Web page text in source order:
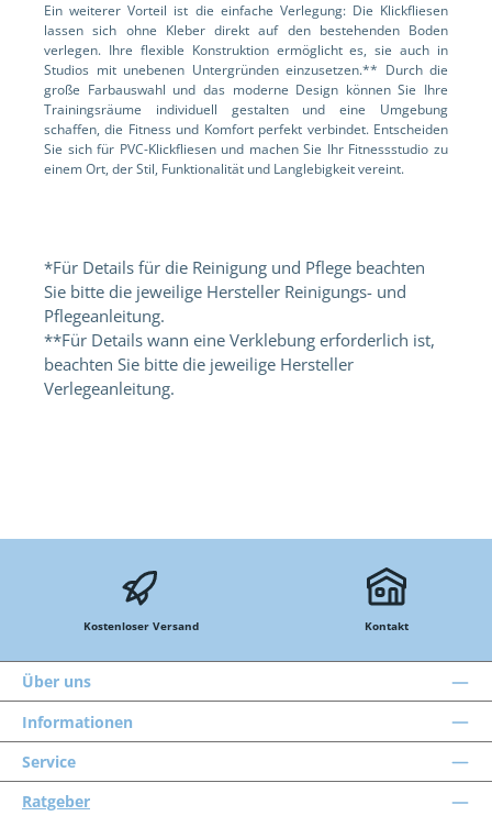
Ein weiterer Vorteil ist die einfache Verlegung: Die Klickfliesen
lassen sich ohne Kleber direkt auf den bestehenden Boden
verlegen. Ihre flexible Konstruktion ermöglicht es, sie auch in
Studios mit unebenen Untergründen einzusetzen.** Durch die
große Farbauswahl und das moderne Design können Sie Ihre
Trainingsräume individuell gestalten und eine Umgebung
schaffen, die Fitness und Komfort perfekt verbindet. Entscheiden
Sie sich für PVC-Klickfliesen und machen Sie Ihr Fitnessstudio zu
einem Ort, der Stil, Funktionalität und Langlebigkeit vereint.
*Für Details für die Reinigung und Pflege beachten
Sie bitte die jeweilige Hersteller Reinigungs- und
Pflegeanleitung.
**Für Details wann eine Verklebung erforderlich ist,
beachten Sie bitte die jeweilige Hersteller
Verlegeanleitung.
Kostenloser Versand Kontakt
Über uns
Informationen
Service
Ratgeber